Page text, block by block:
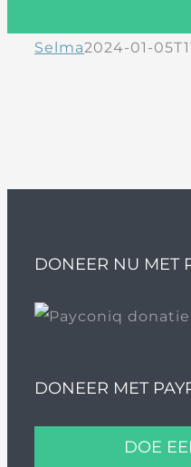
Selma2024-01-
DONEER NU MET
DONEER MET
DOE